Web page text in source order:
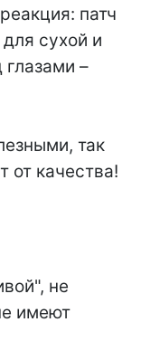
патч
сухой и
глазами –
так
от качества!
не
имеют